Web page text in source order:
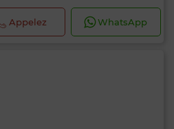
Appelez WhatsApp